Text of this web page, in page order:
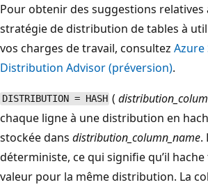
Pour obtenir des suggestions relatives
stratégie de distribution de tables à
vos charges de travail, consultez Azure
Distribution Advisor (préversion).
DISTRIBUTION = HASH (
chaque ligne à une distribution en
stockée dans distribution_column_name.
déterministe, ce qui signifie qu’il
valeur pour la même distribution. La